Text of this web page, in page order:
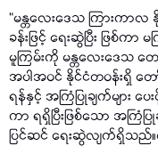
“မန္တလေးဒေသ ကြားကာလ
ခန်းဖြင့် ရေးဆွဲပြီး ဖြစ်က
မူကြမ်းကို မန္တလေးဒေသ တ
အပါအဝင် နိုင်ငံတဝန်းရှိ တေ
ရန်နှင့် အကြံပြုချက်များ
ကာ ရရှိပြီးဖြစ်သော အကြံပ
ပြင်ဆင် ရေးဆွဲလျက်ရှိသည်။